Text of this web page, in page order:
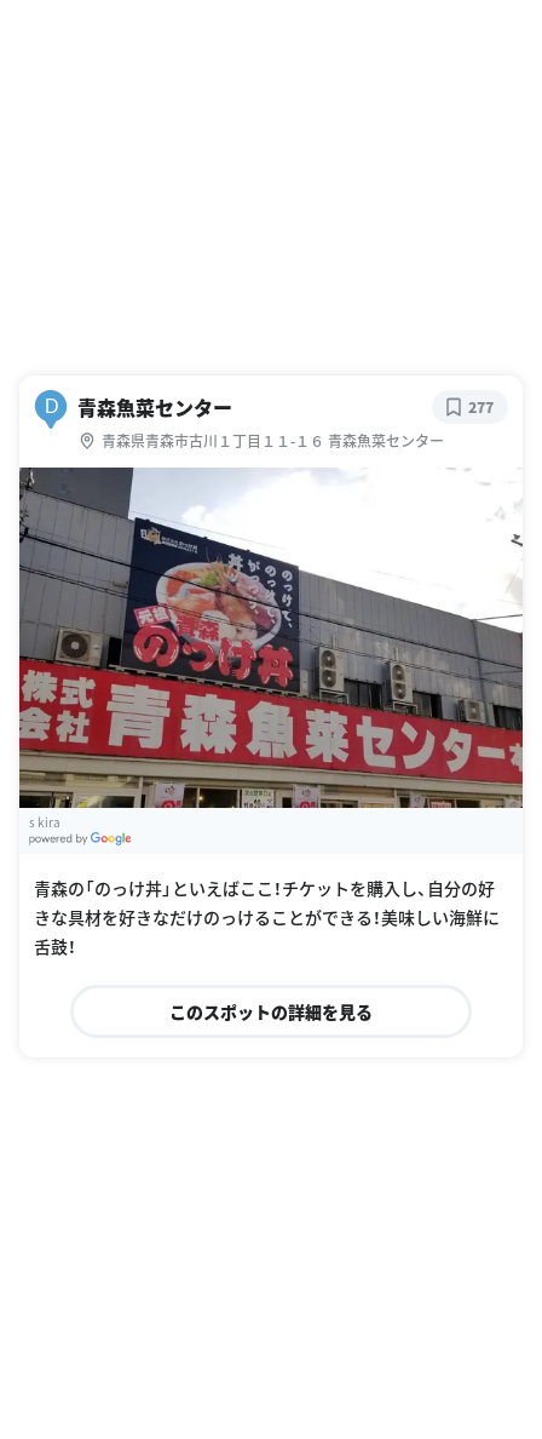
D 青森魚菜センター
青森県青森市古川１丁目１１-１６ 青森魚菜センター
277
s kira
青森の「のっけ丼」といえばここ！チケットを購入し、自分の好
きな具材を好きなだけのっけることができる！美味しい海鮮に
舌鼓！
このスポットの詳細を見る